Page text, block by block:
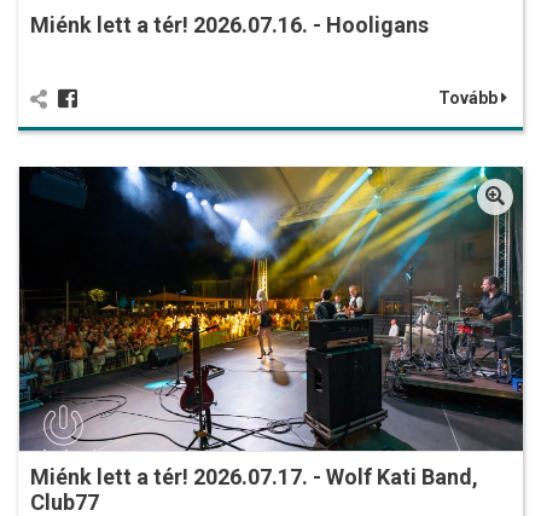
Miénk lett a tér! 2026.07.16. - Hooligans
Tovább
Miénk lett a tér! 2026.07.17. - Wolf Kati Band,
Club77